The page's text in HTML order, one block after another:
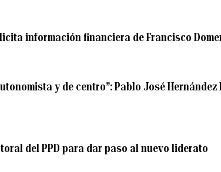
información financiera de Francisco
y de centro”: Pablo José Hernández
del PPD para dar paso al nuevo liderato